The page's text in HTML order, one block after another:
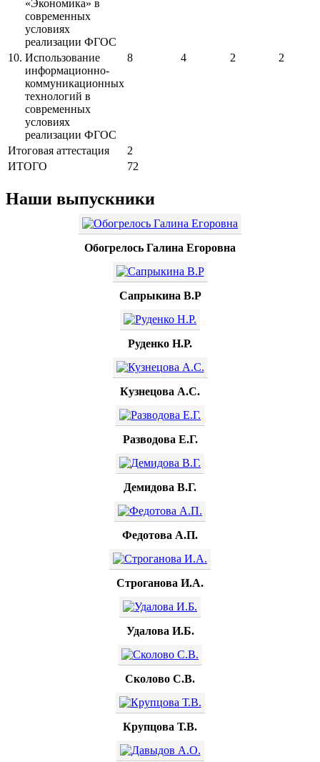
«Экономика» в
современных
условиях
реализации ФГОС
10. Использование
информационно-
коммуникационных
технологий в
современных
условиях
реализации ФГОС
8 4 2 2
Итоговая аттестация
2
ИТОГО
72
Наши выпускники
Обогрелось Галина Егоровна
Сапрыкина В.Р
Руденко Н.Р.
Кузнецова А.С.
Разводова Е.Г.
Демидова В.Г.
Федотова А.П.
Строганова И.А.
Удалова И.Б.
Сколово С.В.
Крупцова Т.В.